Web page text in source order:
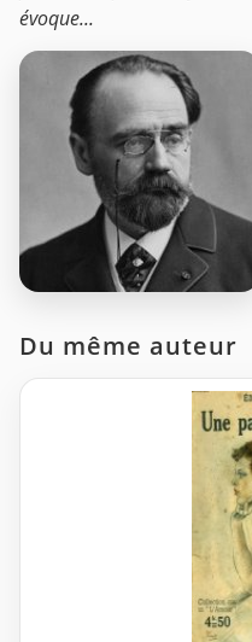
évoque...
Du même auteur